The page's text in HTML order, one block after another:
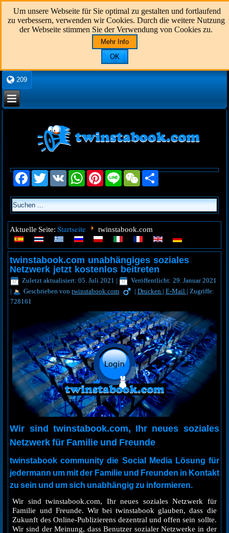
Um unsere Webseite für Sie optimal zu gestalten und fortlaufend
zu verbessern, verwenden wir Cookies. Durch die weitere Nutzung
der Webseite stimmen Sie der Verwendung von Cookies zu.
Mehr Info
OK
209
Facebook
Twitter VK WhatsAppPinterestLine WeChat
Aktuelle Seite:Startseite twinstabook.com
twinstabook.com unabhängiges soziales
Netzwerk jetzt kostenlos beitreten
Zuletzt aktualisiert: 05. Juli 2021 |
Veröffentlicht: 29. Januar 2021
|
Geschrieben vontwinstabook.com | Drucken | E-Mail | Zugriffe:
728161
Wir sind twinstabook.com, Ihr neues soziales
Netzwerk für Familie und Freunde
twinstabook community die Social Media Lösung für
jedermann um mit der Familie und Freunden in Kontakt
zu sein und um sich unabhängig zu informieren.
Wir sind twinstabook.com, Ihr neues soziales Netzwerk für
Familie und Freunde. Wir bei twinstabook glauben, dass die
Zukunft des Online-Publizierens dezentral und offen sein sollte.
Wir sind der Meinung, dass Benutzer sozialer Netzwerke in der